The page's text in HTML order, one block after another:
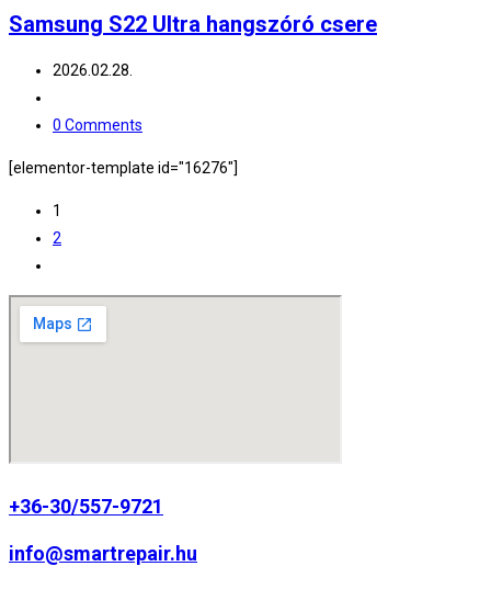
Samsung S22 Ultra hangszóró csere
Post
2026.02.28.
category:
Post
0 Comments
[elementor-template id="16276"]
1
2
to
the
next
+36-30/557-9721
info@smartrepair.hu